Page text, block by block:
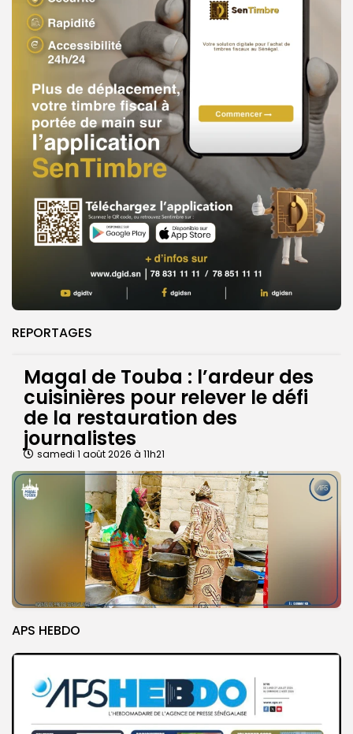
REPORTAGES
Magal de Touba : l’ardeur des
cuisinières pour relever le défi
de la restauration des
journalistes
samedi 1 août 2026 à 11h21
APS HEBDO